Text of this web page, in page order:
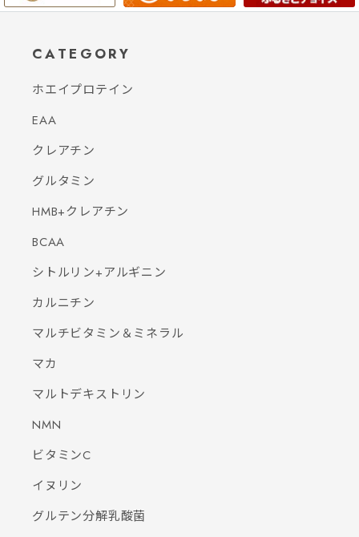
CATEGORY
ホエイプロテイン
EAA
クレアチン
グルタミン
HMB+クレアチン
BCAA
シトルリン+アルギニン
カルニチン
マルチビタミン＆ミネラル
マカ
マルトデキストリン
NMN
ビタミンC
イヌリン
グルテン分解乳酸菌